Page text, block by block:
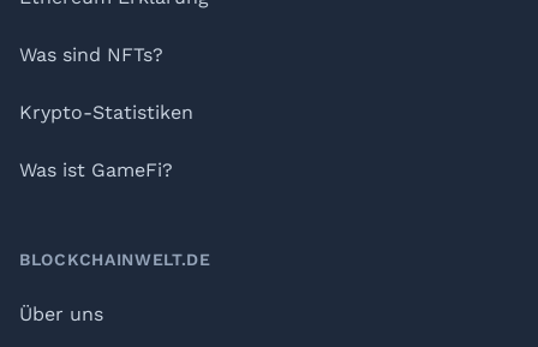
Was sind NFTs?
Krypto-Statistiken
Was ist GameFi?
BLOCKCHAINWELT.DE
Über uns